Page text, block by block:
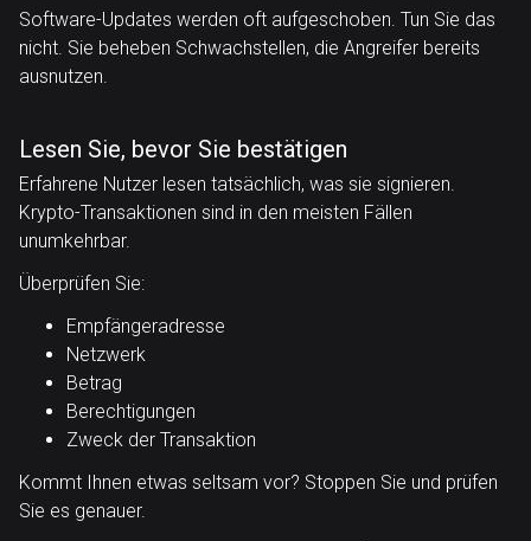
Software-Updates werden oft aufgeschoben. Tun Sie das
nicht. Sie beheben Schwachstellen, die Angreifer bereits
ausnutzen.
Lesen Sie, bevor Sie bestätigen
Erfahrene Nutzer lesen tatsächlich, was sie signieren.
Krypto-Transaktionen sind in den meisten Fällen
unumkehrbar.
Überprüfen Sie:
Empfängeradresse
Netzwerk
Betrag
Berechtigungen
Zweck der Transaktion
Kommt Ihnen etwas seltsam vor? Stoppen Sie und prüfen
Sie es genauer.